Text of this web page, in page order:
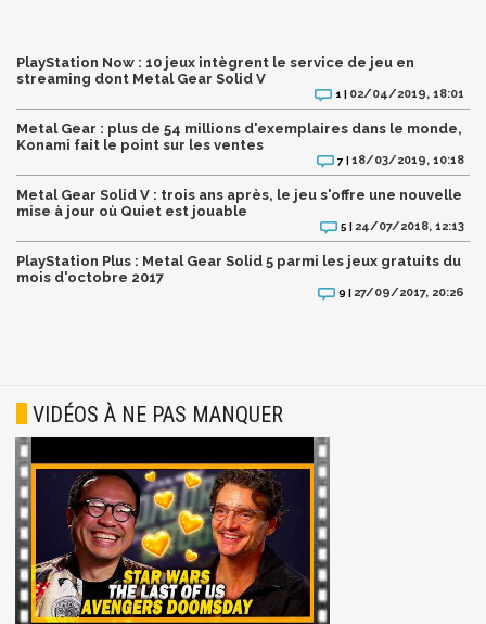
PlayStation Now : 10 jeux intègrent le service de jeu en
streaming dont Metal Gear Solid V
1 | 02/04/2019, 18:01
Metal Gear : plus de 54 millions d'exemplaires dans le monde,
Konami fait le point sur les ventes
7 | 18/03/2019, 10:18
Metal Gear Solid V : trois ans après, le jeu s'offre une nouvelle
mise à jour où Quiet est jouable
5 | 24/07/2018, 12:13
PlayStation Plus : Metal Gear Solid 5 parmi les jeux gratuits du
mois d'octobre 2017
9 | 27/09/2017, 20:26
VIDÉOS À NE PAS MANQUER